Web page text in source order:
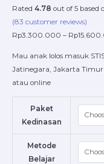
Rated 4.78 out of 5 based
(83 customer reviews)
Rp3.300.000 – Rp
Mau anak lolos masuk
Jatinegara, Jakarta Timur
atau online
Paket
Kedinasan
Metode
Belajar